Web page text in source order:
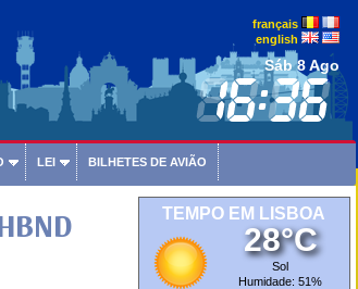
français
english
Sáb 8 Ago
LEI BILHETES DE AVIÃO
TEMPO EM LISBOA
28°C
Sol
Humidade: 51%